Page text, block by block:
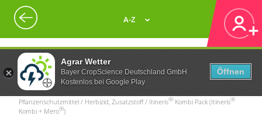
Agrar Wetter
Bayer CropScience Deutschland GmbH
Kostenlos bei Google Play
Öffnen
A-Z
Pflanzenschutzmittel / Herbizid, Zusatzstoff / Itineris® Kombi Pack (Itineris®
Kombi + Mero®)